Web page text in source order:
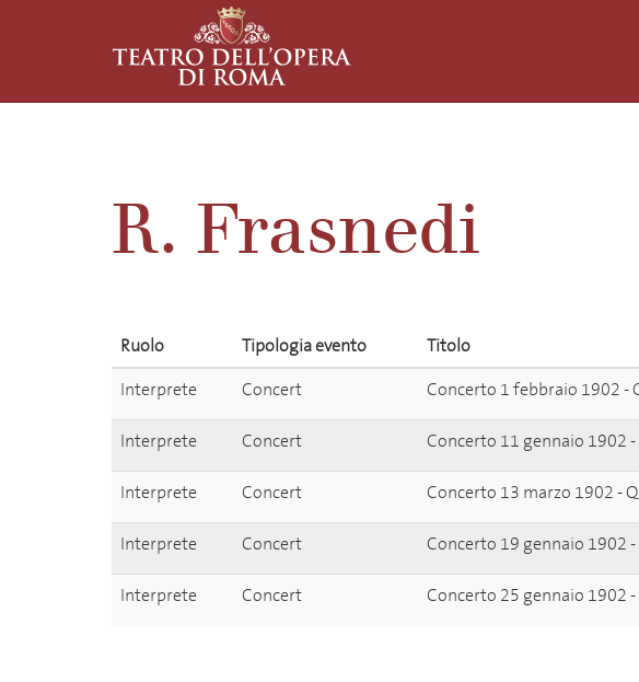
R. Frasnedi
Ruolo Tipologia evento
Titolo
Interprete
Concert Concerto 1 febbraio 1902 -
Interprete Concert Concerto 11 gennaio 1902
Interprete Concert Concerto 13 marzo 1902 -
Interprete Concert Concerto 19 gennaio 1902
Interprete Concert Concerto 25 gennaio 1902